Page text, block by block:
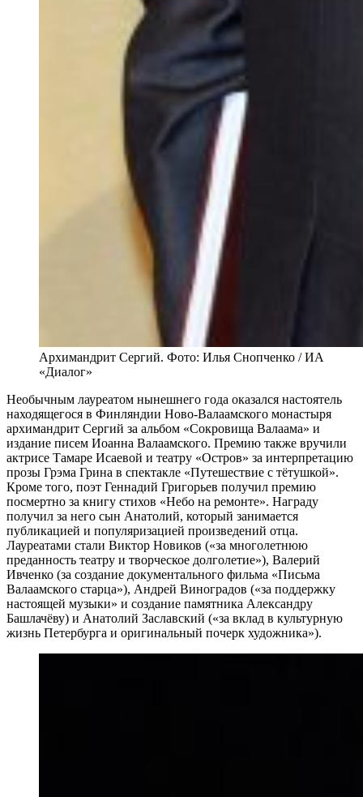
Архимандрит Сергий. Фото: Илья Снопченко / ИА
«Диалог»
Необычным лауреатом нынешнего года оказался настоятель
находящегося в Финляндии Ново-Валаамского монастыря
архимандрит Сергий за альбом «Сокровища Валаама» и
издание писем Иоанна Валаамского. Премию также вручили
актрисе Тамаре Исаевой и театру «Остров» за интерпретацию
прозы Грэма Грина в спектакле «Путешествие с тётушкой».
Кроме того, поэт Геннадий Григорьев получил премию
посмертно за книгу стихов «Небо на ремонте». Награду
получил за него сын Анатолий, который занимается
публикацией и популяризацией произведений отца.
Лауреатами стали Виктор Новиков («за многолетнюю
преданность театру и творческое долголетие»), Валерий
Ивченко (за создание документального фильма «Письма
Валаамского старца»), Андрей Виноградов («за поддержку
настоящей музыки» и создание памятника Александру
Башлачёву) и Анатолий Заславский («за вклад в культурную
жизнь Петербурга и оригинальный почерк художника»).